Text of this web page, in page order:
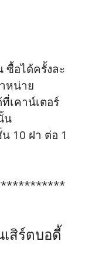
ซื้อได้ครั้งละ
หน่าย
เคาน์เตอร์
น
10 ฝา ต่อ 1
สิร์ตบอดี้